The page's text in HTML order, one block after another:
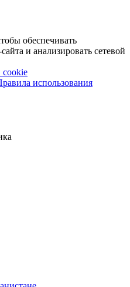
обеспечивать
и анализировать сетевой
cookie
использования